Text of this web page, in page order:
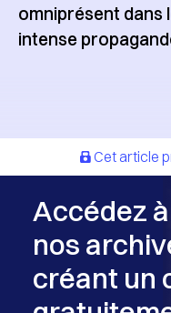
omniprésent dans
intense
Cet article
Accédez
nos
créant un